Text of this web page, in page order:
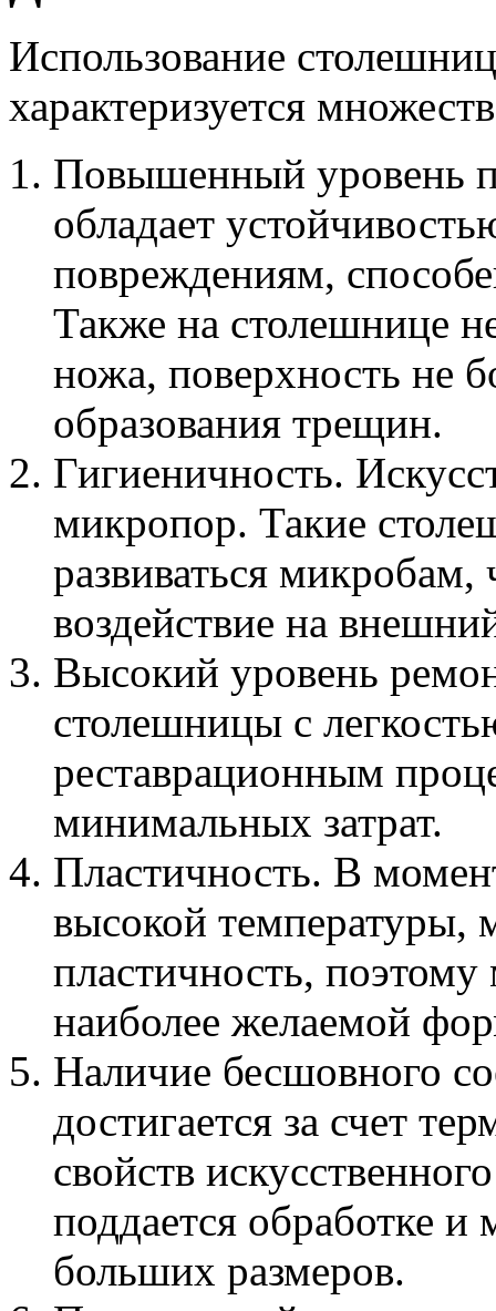
Использование
характеризуется
Повышенный уровень
обладает
повреждениям,
Также на столешнице
ножа, поверхность не
образования трещин.
Гигиеничность.
микропор. Такие
развиваться микробам,
воздействие на
Высокий уровень
столешницы с
реставрационным
минимальных затрат.
Пластичность. В
высокой температуры,
пластичность,
наиболее желаемой
Наличие бесшовного
достигается за счет
свойств
поддается обработке и
больших размеров.